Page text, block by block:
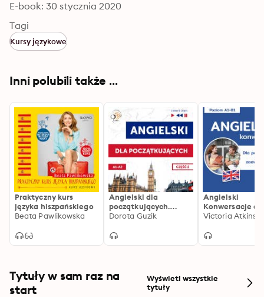
E-book: 30 stycznia 2020
Tagi
Kursy językowe
Inni polubili także ...
Praktyczny kurs
języka hiszpańskiego
Beata Pawlikowska
Angielski dla
początkujących.
Część 2 (Lekcje 14-25)
Dorota Guzik
Angielski
Konwersacje
początkujących
Victoria
Tytuły w sam raz na
start
Wyświetl wszystkie
tytuły